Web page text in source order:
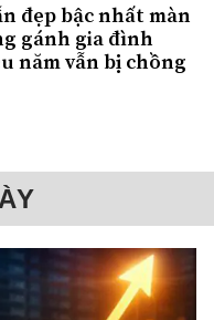
đẹp bậc nhất màn
gánh gia đình
năm vẫn bị chồng